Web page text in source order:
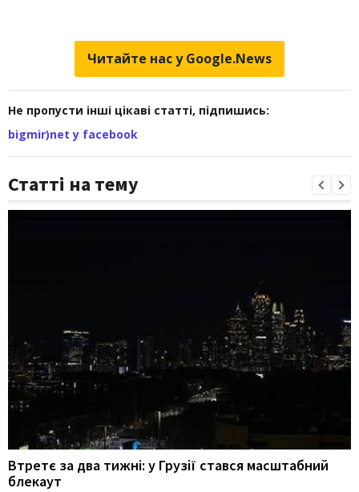
Читайте нас у Google.News
Не пропусти інші цікаві статті, підпишись:
bigmir)net у facebook
Статті на тему
Втретє за два тижні: у Грузії стався масштабний
блекаут